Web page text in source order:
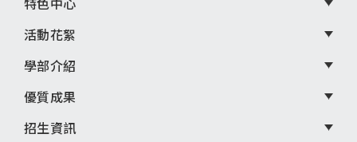
選
單
活動花絮
學部介紹
優質成果
招生資訊